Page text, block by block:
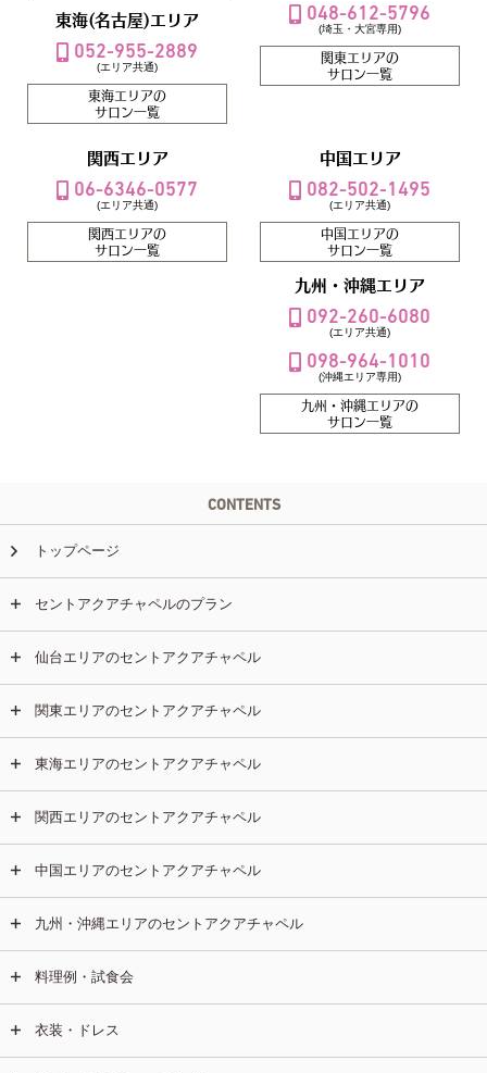
東海(名古屋)エリア
052-955-2889
(エリア共通)
東海エリアの
サロン一覧
048-612-5796
(埼玉・大宮専用)
関東エリアの
サロン一覧
関西エリア
06-6346-0577
(エリア共通)
関西エリアの
サロン一覧
中国エリア
082-502-1495
(エリア共通)
中国エリアの
サロン一覧
九州・沖縄エリア
092-260-6080
(エリア共通)
098-964-1010
(沖縄エリア専用)
九州・沖縄エリアの
サロン一覧
CONTENTS
トップページ
セントアクアチャペルのプラン
仙台エリアのセントアクアチャペル
関東エリアのセントアクアチャペル
東海エリアのセントアクアチャペル
関西エリアのセントアクアチャペル
中国エリアのセントアクアチャペル
九州・沖縄エリアのセントアクアチャペル
料理例・試食会
衣装・ドレス